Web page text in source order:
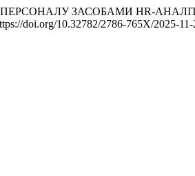
ПЕРСОНАЛУ ЗАСОБАМИ HR-
doi.org/10.32782/2786-765X/2025-11-